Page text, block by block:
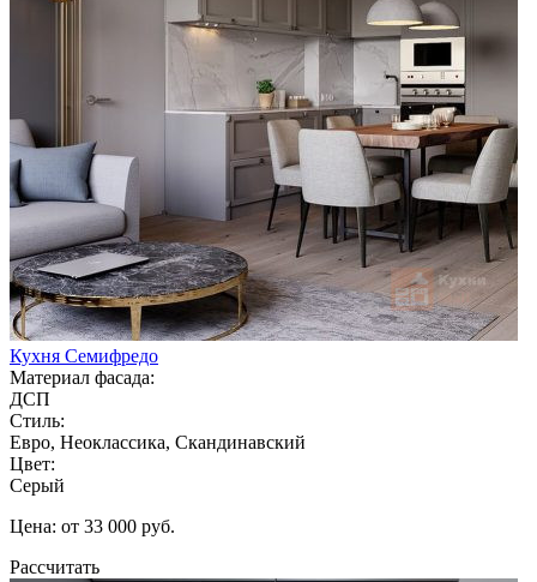
Кухня Семифредо
Материал фасада:
ДСП
Стиль:
Евро, Неоклассика, Скандинавский
Цвет:
Серый
Цена: от 33 000 руб.
Рассчитать